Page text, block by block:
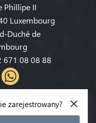
Phillipe II
Luxembourg
Duché de
671 08 08 88
×
zarejestrowany?